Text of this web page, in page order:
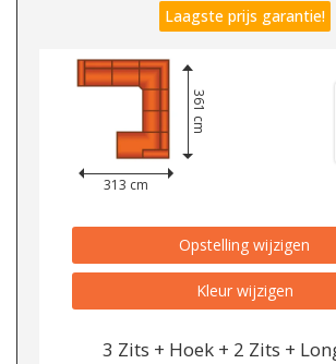
Laagste prijs garantie!
313 cm
361 cm
Opstelling wijzigen
Kleur wijzigen
3 Zits + Hoek + 2 Zits +